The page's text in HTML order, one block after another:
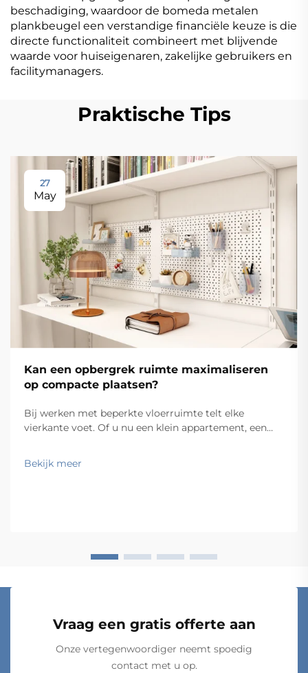
beschadiging, waardoor de bomeda metalen
plankbeugel een verstandige financiële keuze is die
directe functionaliteit combineert met blijvende
waarde voor huiseigenaren, zakelijke gebruikers en
facilitymanagers.
Praktische Tips
27
May
Kan een opbergrek ruimte maximaliseren
op compacte plaatsen?
Bij werken met beperkte vloerruimte telt elke
vierkante voet. Of u nu een klein appartement, een
organiseert, blijft de uitdaging hetzelfde: hoe krijgt u
Bekijk meer
Vraag een gratis offerte aan
Onze vertegenwoordiger neemt spoedig
contact met u op.